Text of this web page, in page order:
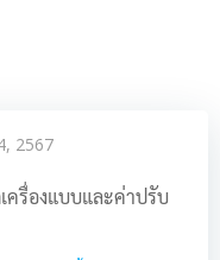
2567
ครื่องแบบและค่าปรับ